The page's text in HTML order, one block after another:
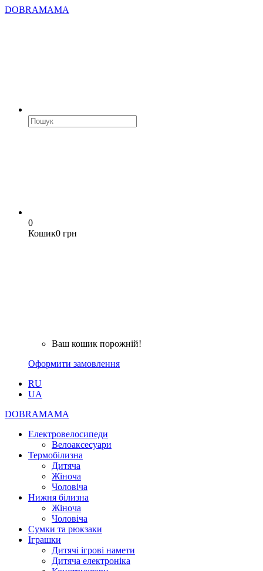
DOBRAMAMA
0
Кошик0 грн
Ваш кошик порожній!
Оформити замовлення
RU
UA
DOBRAMAMA
Електровелосипеди
Велоаксесуари
Термобілизна
Дитяча
Жіноча
Чоловіча
Нижня білизна
Жіноча
Чоловіча
Сумки та рюкзаки
Іграшки
Дитячі ігрові намети
Дитяча електроніка